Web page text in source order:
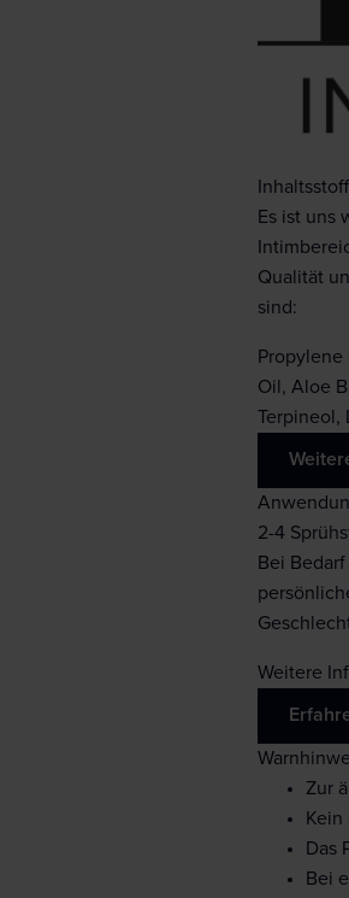
Es ist uns
Qualität
sind:
Propylene
Oil, Aloe
Terpineol,
2-4
Bei
Weitere
Zur
Kein
Das
Bei